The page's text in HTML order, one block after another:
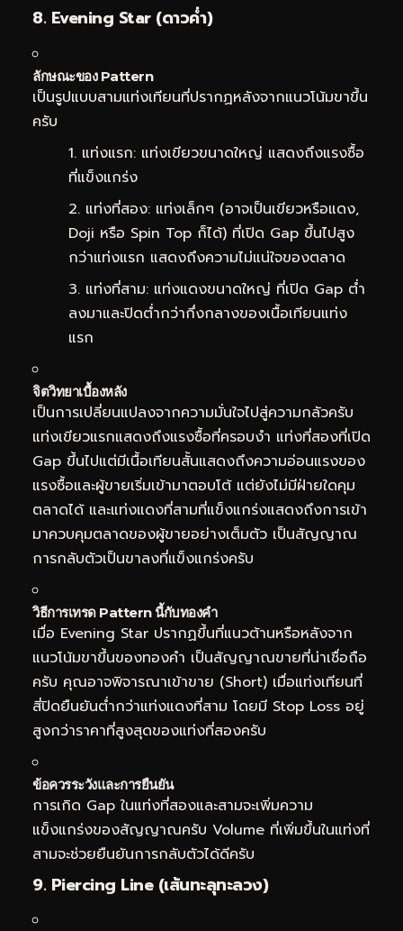
8. Evening Star (ดาวค่ำ)
ลักษณะของ Pattern
เป็นรูปแบบสามแท่งเทียนที่ปรากฏหลังจากแนวโน้มขาขึ้น
ครับ
แท่งแรก: แท่งเขียวขนาดใหญ่ แสดงถึงแรงซื้อ
ที่แข็งแกร่ง
แท่งที่สอง: แท่งเล็กๆ (อาจเป็นเขียวหรือแดง,
Doji หรือ Spin Top ก็ได้) ที่เปิด Gap ขึ้นไปสูง
กว่าแท่งแรก แสดงถึงความไม่แน่ใจของตลาด
แท่งที่สาม: แท่งแดงขนาดใหญ่ ที่เปิด Gap ต่ำ
ลงมาและปิดต่ำกว่ากึ่งกลางของเนื้อเทียนแท่ง
แรก
จิตวิทยาเบื้องหลัง
เป็นการเปลี่ยนแปลงจากความมั่นใจไปสู่ความกลัวครับ
แท่งเขียวแรกแสดงถึงแรงซื้อที่ครอบงำ แท่งที่สองที่เปิด
Gap ขึ้นไปแต่มีเนื้อเทียนสั้นแสดงถึงความอ่อนแรงของ
แรงซื้อและผู้ขายเริ่มเข้ามาตอบโต้ แต่ยังไม่มีฝ่ายใดคุม
ตลาดได้ และแท่งแดงที่สามที่แข็งแกร่งแสดงถึงการเข้า
มาควบคุมตลาดของผู้ขายอย่างเต็มตัว เป็นสัญญาณ
การกลับตัวเป็นขาลงที่แข็งแกร่งครับ
วิธีการเทรด Pattern นี้กับทองคำ
เมื่อ Evening Star ปรากฏขึ้นที่แนวต้านหรือหลังจาก
แนวโน้มขาขึ้นของทองคำ เป็นสัญญาณขายที่น่าเชื่อถือ
ครับ คุณอาจพิจารณาเข้าขาย (Short) เมื่อแท่งเทียนที่
สี่ปิดยืนยันต่ำกว่าแท่งแดงที่สาม โดยมี Stop Loss อยู่
สูงกว่าราคาที่สูงสุดของแท่งที่สองครับ
ข้อควรระวังและการยืนยัน
การเกิด Gap ในแท่งที่สองและสามจะเพิ่มความ
แข็งแกร่งของสัญญาณครับ Volume ที่เพิ่มขึ้นในแท่งที่
สามจะช่วยยืนยันการกลับตัวได้ดีครับ
9. Piercing Line (เส้นทะลุทะลวง)